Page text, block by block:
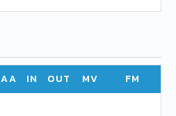
AA IN OUT MV FM